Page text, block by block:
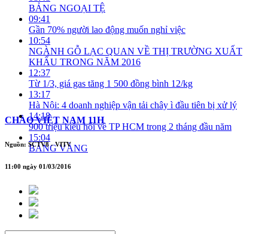
BẢNG NGOẠI TỆ
09:41
Gần 70% người lao động muốn nghỉ việc
10:54
NGÀNH GỖ LẠC QUAN VỀ THỊ TRƯỜNG XUẤT
KHẨU TRONG NĂM 2016
12:37
Từ 1/3, giá gas tăng 1 500 đồng bình 12/kg
13:17
Hà Nội: 4 doanh nghiệp vận tải chây ì đầu tiên bị xử lý
14:18
900 triệu kiều hối về TP HCM trong 2 tháng đầu năm
15:04
BẢNG VÀNG
CHÀO VIỆT NAM 11H
Nguồn: SCTV8 - VITV
11:00 ngày 01/03/2016